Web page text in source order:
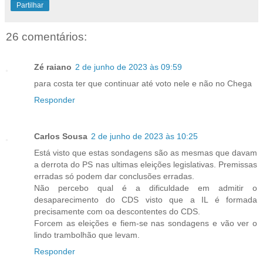
Partilhar
26 comentários:
Zé raiano 2 de junho de 2023 às 09:59
para costa ter que continuar até voto nele e não no Chega
Responder
Carlos Sousa 2 de junho de 2023 às 10:25
Está visto que estas sondagens são as mesmas que davam
a derrota do PS nas ultimas eleições legislativas. Premissas
erradas só podem dar conclusões erradas.
Não percebo qual é a dificuldade em admitir o
desaparecimento do CDS visto que a IL é formada
precisamente com oa descontentes do CDS.
Forcem as eleições e fiem-se nas sondagens e vão ver o
lindo trambolhão que levam.
Responder